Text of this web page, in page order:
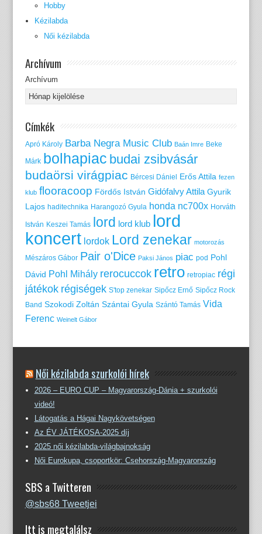
Hobby
Kézilabda
Női kézilabda
Archívum
Archívum
Címkék
Apró Károly Barba Negra Music Club Baán Imre Beke
Márk bolhapiac budai zsibvásár
budaörsi virágpiac Bércesi Dániel Erős Attila fezen
klub flooracoop Fördős István Gidófalvy Attila Gyurik
Lajos haditechnika Harangozó Gyula honda nc700x Horváth
István Keszei Tamás lord lord klub lord
koncert lordok Lord zenekar motorozás
Mészáros Gábor Pair o'Dice Paksi János piac pod Pohl
Dávid Pohl Mihály rerocuccok retro retropiac régi
játékok régiségek S'top zenekar Sipőcz Ernő Sipőcz Rock
Band Szokodi Zoltán Szántai Gyula Szántó Tamás Vida
Ferenc Weinelt Gábor
Női kézilabda szurkolói hírek
2026 – EURO CUP – Magyarország-Dánia + szurkolói
videó!
Látogatás a Hágai Nagykövetségen
Az ÉV JÁTÉKOSA-2025 díj
2025 női kézilabda-világbajnokság
Női Eurokupa, csoportkör: Csehország-Magyarország
SBS a Twitteren
@sbs68 Tweetjei
Itt is megtalálsz